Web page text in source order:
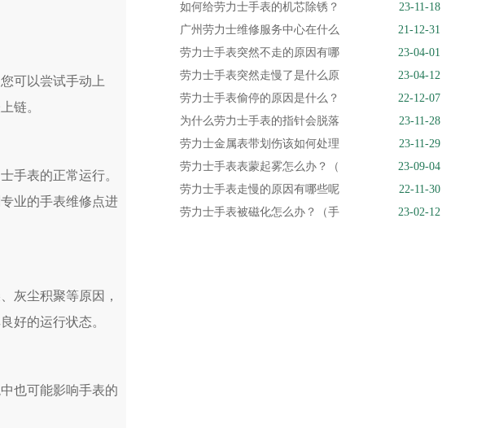
可以尝试手动上
链。
手表的正常运行。
业的手表维修点进
灰尘积聚等原因，
好的运行状态。
也可能影响手表的
如何给劳力士手表的机芯除锈？
23-11-18
广州劳力士维修服务中心在什么
21-12-31
劳力士手表突然不走的原因有哪
23-04-01
劳力士手表突然走慢了是什么原
23-04-12
劳力士手表偷停的原因是什么？
22-12-07
为什么劳力士手表的指针会脱落
23-11-28
劳力士金属表带划伤该如何处理
23-11-29
劳力士手表表蒙起雾怎么办？（
23-09-04
劳力士手表走慢的原因有哪些呢
22-11-30
劳力士手表被磁化怎么办？（手
23-02-12